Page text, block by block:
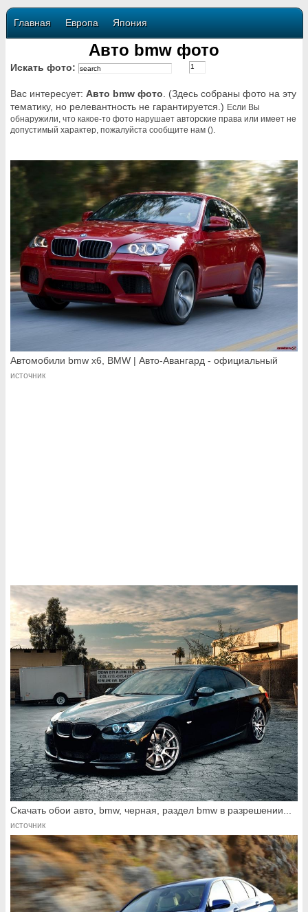
Главная Европа Япония
Авто bmw фото
Искать фото:
Вас интересует: Авто bmw фото . (Здесь собраны фото на эту
тематику, но релевантность не гарантируется.) Если Вы
обнаружили, что какое-то фото нарушает авторские права или имеет не
допустимый характер, пожалуйста сообщите нам ().
Автомобили bmw x6, BMW | Авто-Авангард - официальный
источник
Скачать обои авто, bmw, черная, раздел bmw в разрешении...
источник